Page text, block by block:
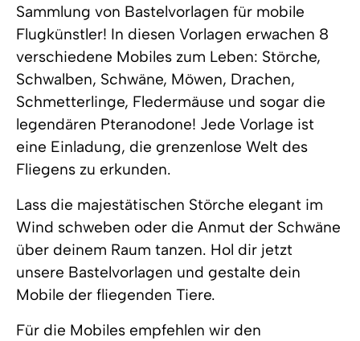
Sammlung von Bastelvorlagen für mobile
Flugkünstler! In diesen Vorlagen erwachen 8
verschiedene Mobiles zum Leben: Störche,
Schwalben, Schwäne, Möwen, Drachen,
Schmetterlinge, Fledermäuse und sogar die
legendären Pteranodone! Jede Vorlage ist
eine Einladung, die grenzenlose Welt des
Fliegens zu erkunden.
Lass die majestätischen Störche elegant im
Wind schweben oder die Anmut der Schwäne
über deinem Raum tanzen. Hol dir jetzt
unsere Bastelvorlagen und gestalte dein
Mobile der fliegenden Tiere.
Für die Mobiles empfehlen wir den